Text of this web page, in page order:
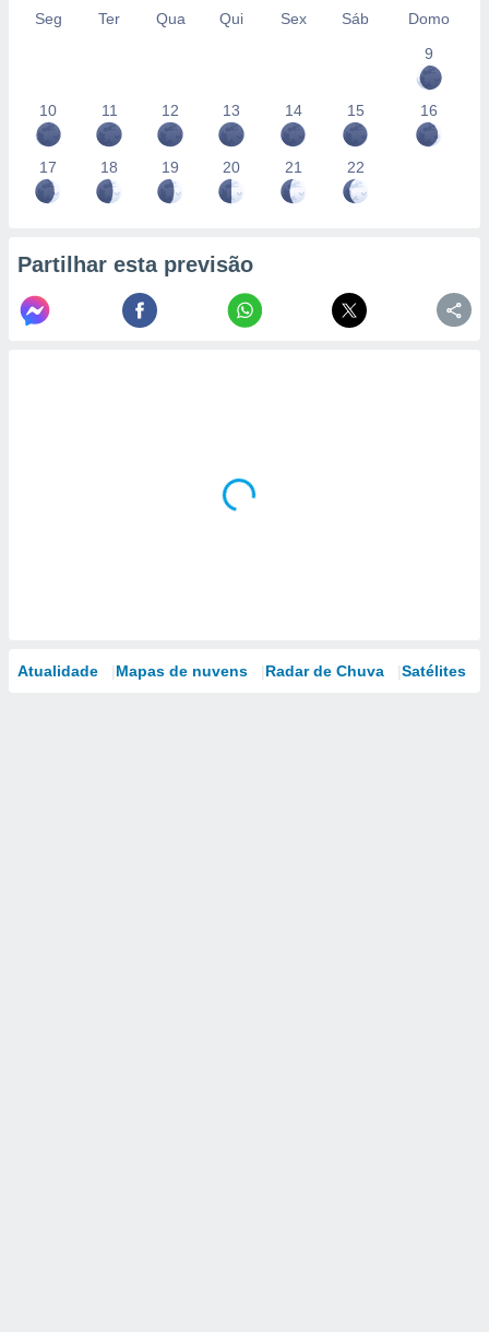
Seg Ter Qua Qui Sex Sáb
Domo
9
10 11 12 13 14 15 16
17 18 19 20 21 22
Partilhar esta previsão
Atualidade Mapas de nuvens Radar de Chuva Satélites